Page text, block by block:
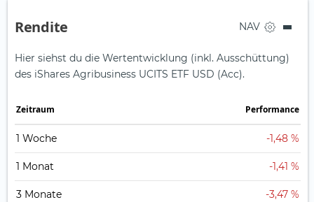
Rendite NAV
Hier siehst du die Wertentwicklung (inkl. Ausschüttung)
des iShares Agribusiness UCITS ETF USD (Acc).
Zeit­raum Perfor­mance
1 Woche -1,48 %
1 Monat -1,41 %
3 Monate -3,47 %